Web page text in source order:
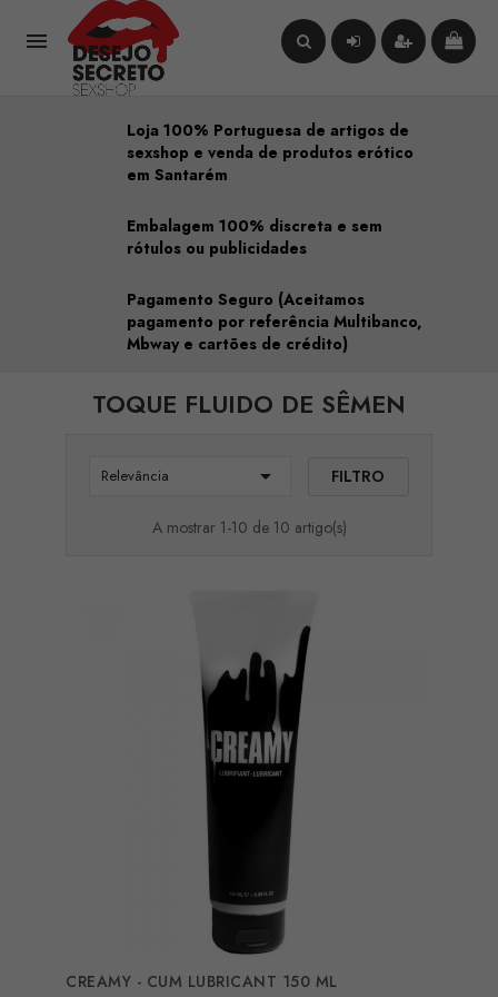

Loja 100% Portuguesa de artigos de
sexshop e venda de produtos erótico
em Santarém
Embalagem 100% discreta e sem
rótulos ou publicidades
Pagamento Seguro (Aceitamos
pagamento por referência Multibanco,
Mbway e cartões de crédito)
TOQUE FLUIDO DE SÊMEN
Relevância  FILTRO
A mostrar 1-10 de 10 artigo(s)
CREAMY - CUM LUBRICANT 150 ML